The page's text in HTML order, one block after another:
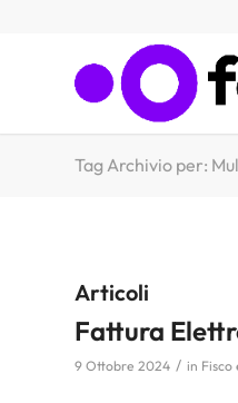
Tag Archivio per:
Articoli
Fattura
9 Ottobre 2024 / in Fisco